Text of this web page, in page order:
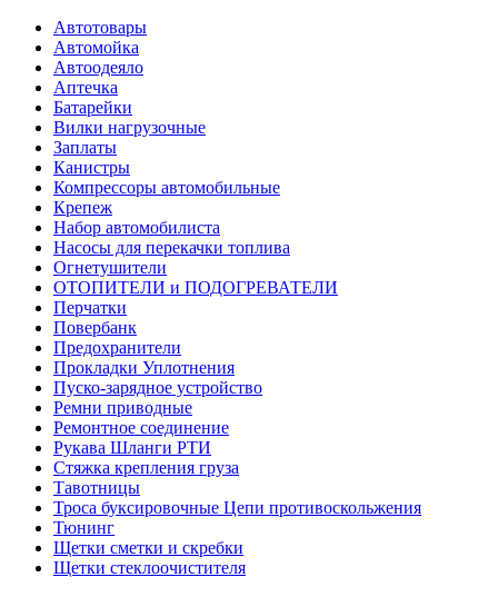
Автотовары
Автомойка
Автоодеяло
Аптечка
Батарейки
Вилки нагрузочные
Заплаты
Канистры
Компрессоры автомобильные
Крепеж
Набор автомобилиста
Насосы для перекачки топлива
Огнетушители
ОТОПИТЕЛИ и ПОДОГРЕВАТЕЛИ
Перчатки
Повербанк
Предохранители
Прокладки Уплотнения
Пуско-зарядное устройство
Ремни приводные
Ремонтное соединение
Рукава Шланги РТИ
Стяжка крепления груза
Тавотницы
Троса буксировочные Цепи противоскольжения
Тюнинг
Щетки сметки и скребки
Щетки стеклоочистителя